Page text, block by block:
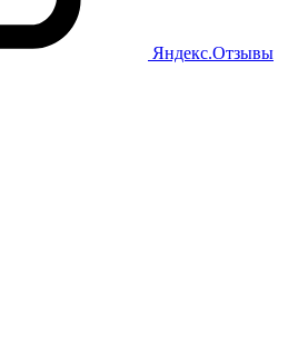
Яндекс.Отзывы